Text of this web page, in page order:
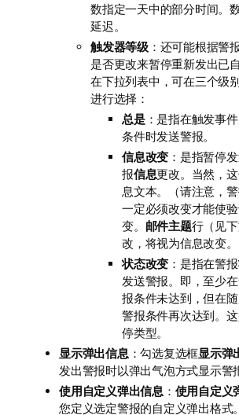
数指定一天中的部分时间。
延迟。
触发器等级：还可能根据警
是否更改来暂停重新发出已
在下拉列表中，可在三个级
进行选择：
总是：是指在触发事
条件时发送警报。
信息改变 ：是指暂停
报信息更改。当然，
息文本。（请注意，
一定必须改变才能使
变。 邮件主题行（见
改，将视为信息改变。
状态改变 ：是指在警
发送警报。即，至少
报条件未达到，但在
警报条件再次达到。
停类型。
显示弹出信息 ：勾选复选框显示弹
发出警报时以弹出气泡方式显示警
使用自定义弹出信息 ： 使用自定义
您定义选定警报的自定义弹出格式